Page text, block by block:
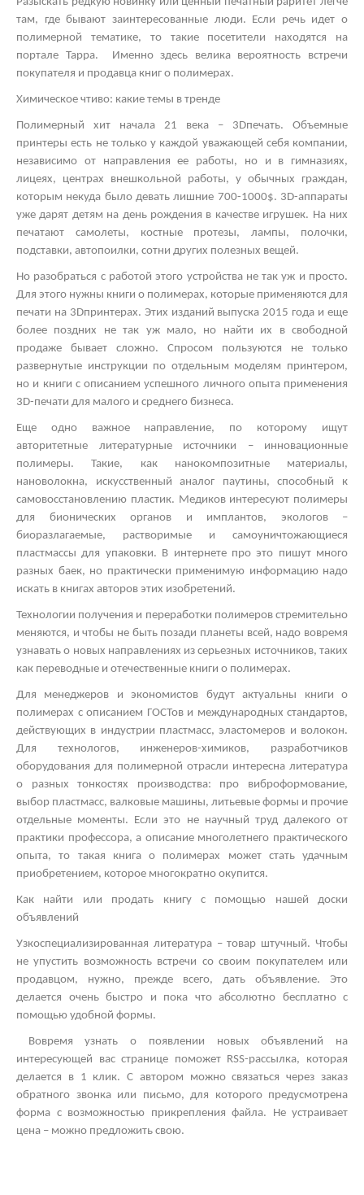
там, где бывают заинтересованные люди. Если речь идет о
полимерной тематике, то такие посетители находятся на
портале Тарра. Именно здесь велика вероятность встречи
покупателя и продавца книг о полимерах.
Химическое чтиво: какие темы в тренде
Полимерный хит начала 21 века – 3Dпечать. Объемные
принтеры есть не только у каждой уважающей себя компании,
независимо от направления ее работы, но и в гимназиях,
лицеях, центрах внешкольной работы, у обычных граждан,
которым некуда было девать лишние 700-1000$. 3D-аппараты
уже дарят детям на день рождения в качестве игрушек. На них
печатают самолеты, костные протезы, лампы, полочки,
подставки, автопоилки, сотни других полезных вещей.
Но разобраться с работой этого устройства не так уж и просто.
Для этого нужны книги о полимерах, которые применяются для
печати на 3Dпринтерах. Этих изданий выпуска 2015 года и еще
более поздних не так уж мало, но найти их в свободной
продаже бывает сложно. Спросом пользуются не только
развернутые инструкции по отдельным моделям принтером,
но и книги с описанием успешного личного опыта применения
3D-печати для малого и среднего бизнеса.
Еще одно важное направление, по которому ищут
авторитетные литературные источники – инновационные
полимеры. Такие, как нанокомпозитные материалы,
нановолокна, искусственный аналог паутины, способный к
самовосстановлению пластик. Медиков интересуют полимеры
для бионических органов и имплантов, экологов –
биоразлагаемые, растворимые и самоуничтожающиеся
пластмассы для упаковки. В интернете про это пишут много
разных баек, но практически применимую информацию надо
искать в книгах авторов этих изобретений.
Технологии получения и переработки полимеров стремительно
меняются, и чтобы не быть позади планеты всей, надо вовремя
узнавать о новых направлениях из серьезных источников, таких
как переводные и отечественные книги о полимерах.
Для менеджеров и экономистов будут актуальны книги о
полимерах с описанием ГОСТов и международных стандартов,
действующих в индустрии пластмасс, эластомеров и волокон.
Для технологов, инженеров-химиков, разработчиков
оборудования для полимерной отрасли интересна литература
о разных тонкостях производства: про виброформование,
выбор пластмасс, валковые машины, литьевые формы и прочие
отдельные моменты. Если это не научный труд далекого от
практики профессора, а описание многолетнего практического
опыта, то такая книга о полимерах может стать удачным
приобретением, которое многократно окупится.
Как найти или продать книгу с помощью нашей доски
объявлений
Узкоспециализированная литература – товар штучный. Чтобы
не упустить возможность встречи со своим покупателем или
продавцом, нужно, прежде всего, дать объявление. Это
делается очень быстро и пока что абсолютно бесплатно с
помощью удобной формы.
Вовремя узнать о появлении новых объявлений на
интересующей вас странице поможет RSS-рассылка, которая
делается в 1 клик. С автором можно связаться через заказ
обратного звонка или письмо, для которого предусмотрена
форма с возможностью прикрепления файла. Не устраивает
цена – можно предложить свою.